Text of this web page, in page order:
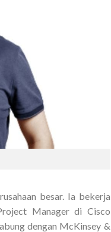
besar. Ia bekerja
Manager di Cisco
dengan McKinsey &